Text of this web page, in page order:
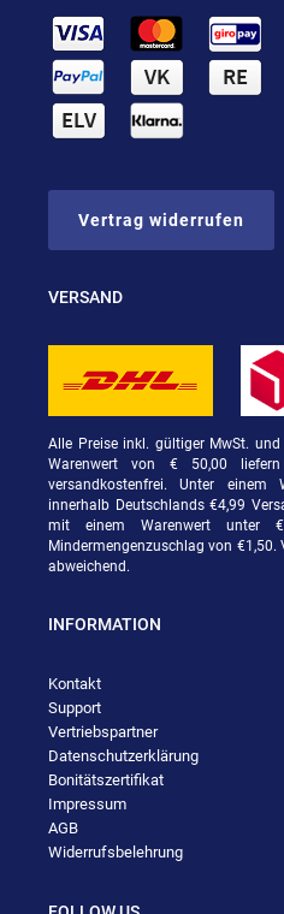
Vertrag widerrufen
VERSAND
Alle Preise inkl. gültiger MwSt.
Warenwert von € 50,00
versandkostenfrei. Unter einem
innerhalb Deutschlands €4,99
mit einem Warenwert unter
Mindermengenzuschlag von €1,50.
abweichend.
INFORMATION
Kontakt
Support
Vertriebspartner
Datenschutzerklärung
Bonitätszertifikat
Impressum
AGB
Widerrufsbelehrung